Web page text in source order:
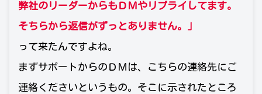
弊社のリーダーからもＤＭやリプライしてます。
そちらから返信がずっとありません。」
って来たんですよね。
まずサポートからのＤＭは、こちらの連絡先にご
連絡くださいというもの。そこに示されたところ